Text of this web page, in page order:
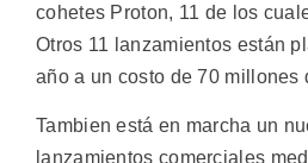
cohetes Proton, 11 de los
Otros 11 lanzamientos están
año a un costo de 70 millones
Tambien está en marcha un
lanzamientos comerciales